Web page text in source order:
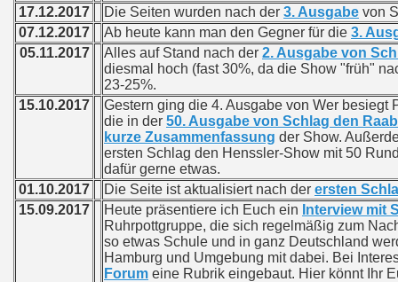
17.12.2017
Die Seiten wurden nach der 3. Ausgabe von
07.12.2017
Ab heute kann man den Gegner für die 3.
05.11.2017
Alles auf Stand nach der 2. Ausgabe von
diesmal hoch (fast 30%, da die Show "früh"
23-25%.
15.10.2017
Gestern ging die 4. Ausgabe von Wer
die in der 50. Ausgabe von Schlag den Raab
kurze Zusammenfassung der Show.
ersten Schlag den Henssler-Show mit 50
dafür gerne etwas.
01.10.2017
Die Seite ist aktualisiert nach der ersten
15.09.2017
Heute präsentiere ich Euch ein Interview mit
Ruhrpottgruppe, die sich regelmäßig zum
so etwas Schule und in ganz Deutschland
Hamburg und Umgebung mit dabei. Bei
Forum eine Rubrik eingebaut. Hier könnt Ihr